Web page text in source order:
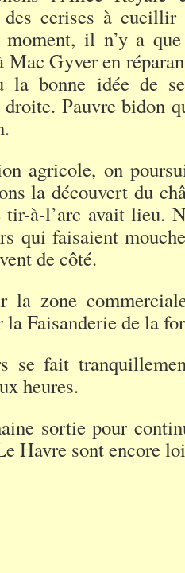
cerises à
il n’y a que
Gyver en
bonne idée de
Pauvre bidon
agricole, on
la découvert du
à-l’arc avait lieu.
qui faisaient
de côté.
la zone
Faisanderie de la
se fait
heures.
sortie pour
Havre sont encore